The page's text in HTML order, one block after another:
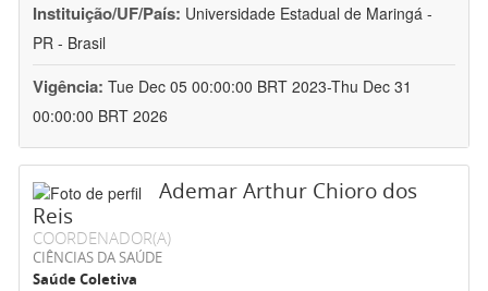
Instituição/UF/País: Universidade Estadual de Maringá -
PR - Brasil
Vigência: Tue Dec 05 00:00:00 BRT 2023-Thu Dec 31
00:00:00 BRT 2026
Ademar Arthur Chioro dos
Reis
COORDENADOR(A)
CIÊNCIAS DA SAÚDE
Saúde Coletiva